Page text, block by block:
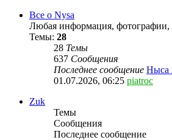
Все о Nysa
Любая информация, фотографии,
Темы: 28
28 Темы
637 Сообщения
Последнее сообщение Ныса
01.07.2026, 06:25 piatroc
Zuk
Темы
Сообщения
Последнее сообщение